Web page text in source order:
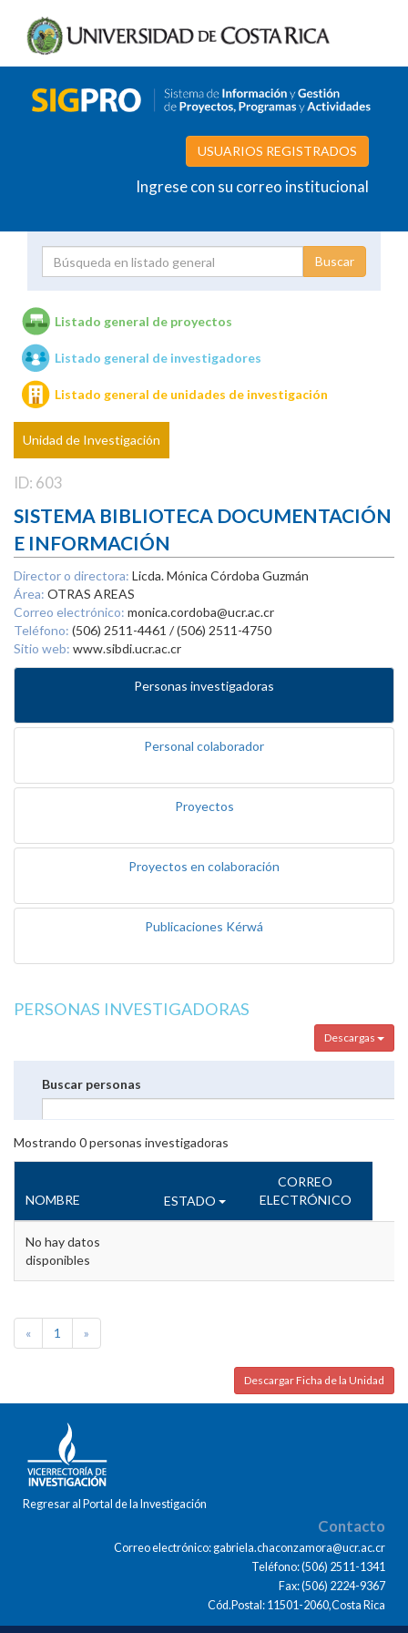
USUARIOS REGISTRADOS
Ingrese con su correo institucional
Unidades de investigación
Listado general de proyectos
Listado general de investigadores
Listado general de unidades de investigación
Unidad de Investigación
ID: 603
SISTEMA BIBLIOTECA DOCUMENTACIÓN
E INFORMACIÓN
Director o directora: Licda. Mónica Córdoba Guzmán
Área: OTRAS AREAS
Correo electrónico: monica.cordoba@ucr.ac.cr
Teléfono: (506) 2511-4461 / (506) 2511-4750
Sitio web: www.sibdi.ucr.ac.cr
Personas investigadoras
Personal colaborador
Proyectos
Proyectos en colaboración
Publicaciones Kérwá
PERSONAS INVESTIGADORAS
Descargas
Buscar personas
Mostrando 0personas investigadoras
NOMBRE ESTADO
CORREO
ELECTRÓNICO
No hay datos
disponibles
« 1 »
Descargar Ficha de la Unidad
Regresar al Portal de la Investigación
Contacto
Correo electrónico: gabriela.chaconzamora@ucr.ac.cr
Teléfono: (506) 2511-1341
Fax: (506) 2224-9367
Cód.Postal: 11501-2060,Costa Rica